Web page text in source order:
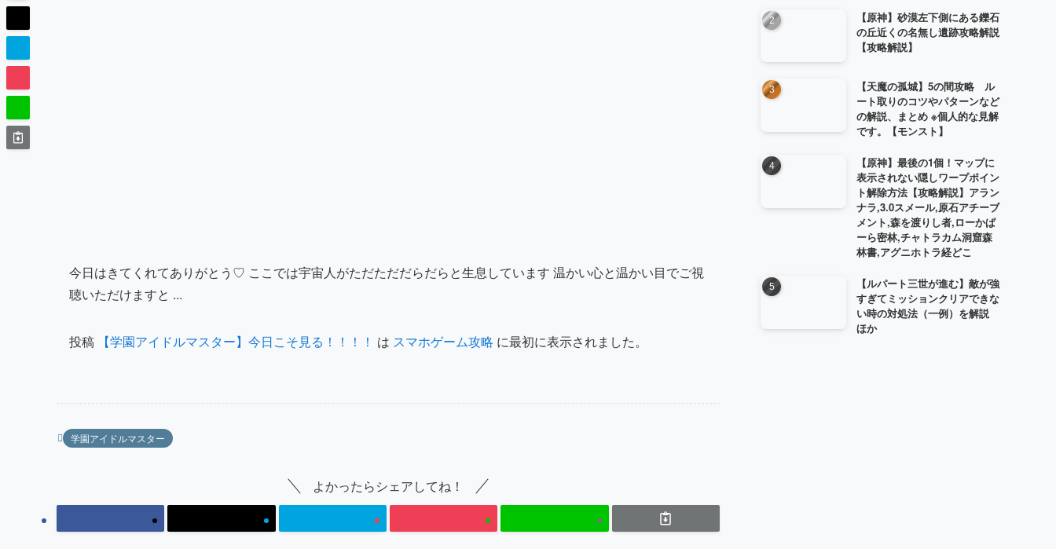
今日はきてくれてありがとう♡ ここでは宇宙人がただただだらだらと生息しています 温かい心と温かい目でご視
聴いただけますと ...
投稿 【学園アイドルマスター】今日こそ見る！！！！ は スマホゲーム攻略 に最初に表示されました。
学園アイドルマスター
よかったらシェアしてね！
【原神】砂漠左下側にある鑠石
の丘近くの名無し遺跡攻略解説
【攻略解説】
【天魔の孤城】5の間攻略 ル
ート取りのコツやパターンなど
の解説、まとめ ※個人的な見解
です。【モンスト】
【原神】最後の1個！マップに
表示されない隠しワープポイン
ト解除方法【攻略解説】アラン
ナラ,3.0スメール,原石アチーブ
メント,森を渡りし者,ローかぱ
ーら密林,チャトラカム洞窟森
林書,アグニホトラ経どこ
【ルパート三世が進む】敵が強
すぎてミッションクリアできな
い時の対処法（一例）を解説
ほか